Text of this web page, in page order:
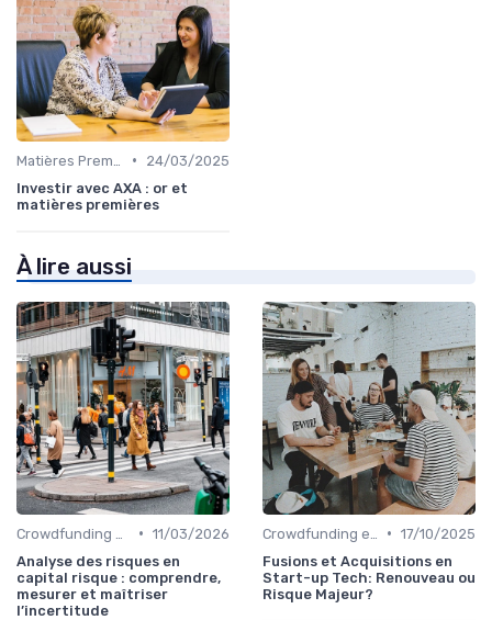
•
24/03/2025
Investir avec AXA : or et
matières premières
À lire aussi
• 11/03/2026
Analyse des risques en
capital risque : comprendre,
mesurer et maîtriser
l’incertitude
• 17/10/2025
Fusions et Acquisitions en
Start-up Tech: Renouveau ou
Risque Majeur?